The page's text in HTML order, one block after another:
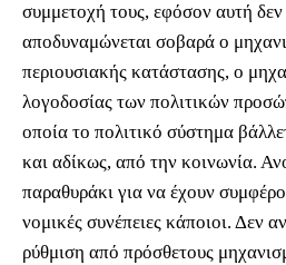
συμμετοχή τους, εφόσον αυτή
αποδυναμώνεται σοβαρά ο
περιουσιακής κατάστασης, ο
λογοδοσίας των πολιτικών
οποία το πολιτικό σύστημα
και αδίκως, από την κοινωνία.
παραθυράκι για να έχουν
νομικές συνέπειες κάποιοι. Δεν
ρύθμιση από πρόσθετους